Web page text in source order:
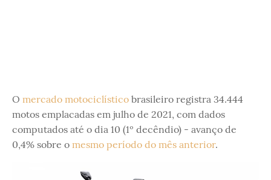
O mercado motociclístico brasileiro registra 34.444
motos emplacadas em julho de 2021, com dados
computados até o dia 10 (1º decêndio) - avanço de
0,4% sobre o mesmo período do mês anterior.